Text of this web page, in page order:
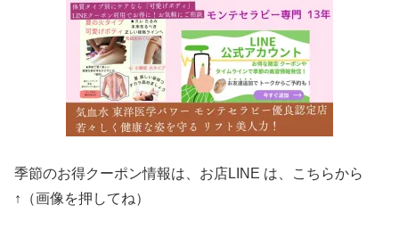
季節のお得クーポン情報は、お店LINE は、こちらから
↑（画像を押してね）